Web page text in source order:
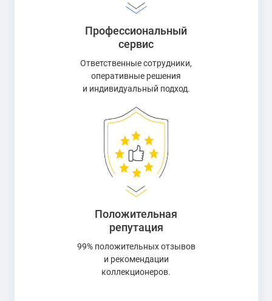
Профессиональный
сервис
Ответственные сотрудники,
оперативные решения
и индивидуальный подход.
Положительная
репутация
99% положительных отзывов
и рекомендации
коллекционеров.